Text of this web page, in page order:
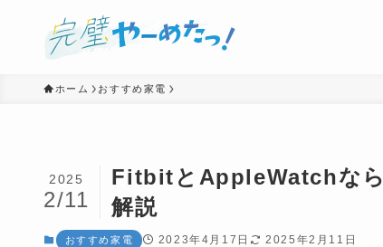
ホーム おすすめ家電
FitbitとAppleWatchなら
解説
2025
2/11
おすすめ家電 2023年4月17日 2025年2月11日